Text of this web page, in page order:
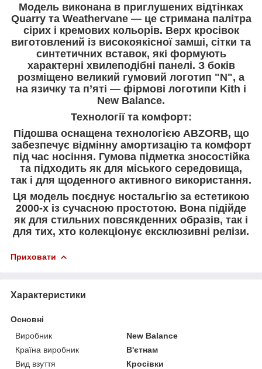
Модель виконана в приглушених відтінках
Quarry та Weathervane — це стримана палітра
сірих і кремових кольорів. Верх кросівок
виготовлений із високоякісної замші, сітки та
синтетичних вставок, які формують
характерні хвилеподібні панелі. З боків
розміщено великий гумовий логотип "N", а
на язичку та п’яті — фірмові логотипи Kith і
New Balance.
Технології та комфорт:
Підошва оснащена технологією ABZORB, що
забезпечує відмінну амортизацію та комфорт
під час носіння. Гумова підметка зносостійка
та підходить як для міського середовища,
так і для щоденного активного використання.
Ця модель поєднує ностальгію за естетикою
2000-х із сучасною простотою. Вона підійде
як для стильних повсякденних образів, так і
для тих, хто колекціонує ексклюзивні релізи.
Приховати
Характеристики
Основні
Виробник
New Balance
Країна виробник
В'єтнам
Вид взуття
Кросівки